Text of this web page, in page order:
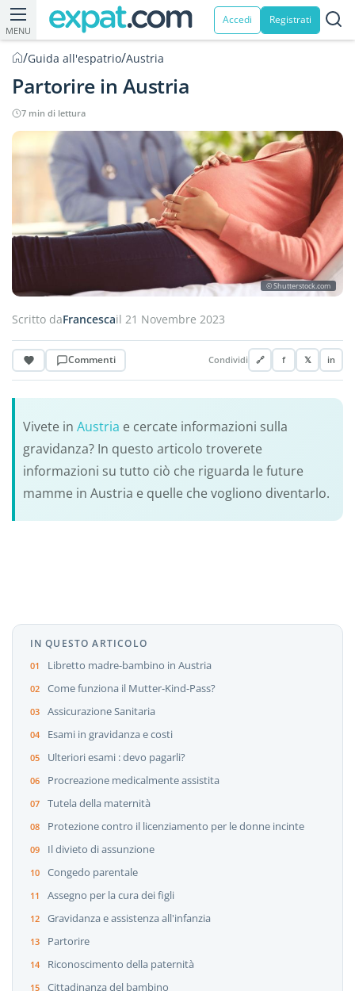
MENU
Accedi Registrati
/Guida all'espatrio/Austria
Partorire in Austria
7 min di lettura
© Shutterstock.com
Scritto daFrancescail 21 Novembre 2023
Commenti Condividi 🔗 f 𝕏 in
Vivete in Austria e cercate informazioni sulla
gravidanza? In questo articolo troverete
informazioni su tutto ciò che riguarda le future
mamme in Austria e quelle che vogliono diventarlo.
IN QUESTO ARTICOLO
Libretto madre-bambino in Austria
Come funziona il Mutter-Kind-Pass?
Assicurazione Sanitaria
Esami in gravidanza e costi
Ulteriori esami : devo pagarli?
Procreazione medicalmente assistita
Tutela della maternità
Protezione contro il licenziamento per le donne incinte
Il divieto di assunzione
Congedo parentale
Assegno per la cura dei figli
Gravidanza e assistenza all'infanzia
Partorire
Riconoscimento della paternità
Cittadinanza del bambino